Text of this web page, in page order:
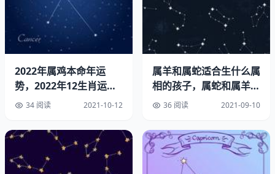
农历新年来划分
24节气一年、四季。必须立春了才算第二年你说呢
3、属相是按24节气还是初一:生肖到底是从年初一算还是从
节气算啊？
4、属相是按24节气还是初一:属相的变换是以农历年初一为
现在大部分人都弄错了！农历年以立春为界，当然属相的变
换也是从立春开始的！比如，年春节是1月31日，但立春是
2022年属鸡本命年运
势，2022年12生肖运势
解析34 阅读 2021-10-12
属羊和属蛇适合生什么属
相的孩子，属蛇和属羊生
个什么属相宝宝好
36 阅读 2021-09-10